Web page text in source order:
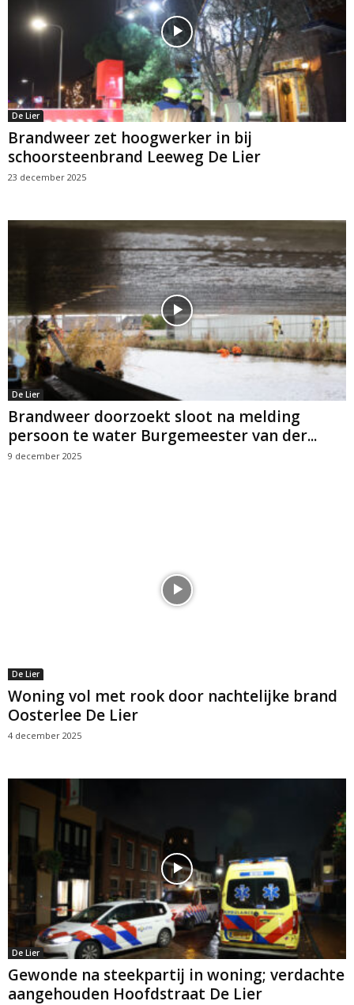
De Lier
Brandweer zet hoogwerker in bij
schoorsteenbrand Leeweg De Lier
23 december 2025
De Lier
Brandweer doorzoekt sloot na melding
persoon te water Burgemeester van der...
9 december 2025
De Lier
Woning vol met rook door nachtelijke brand
Oosterlee De Lier
4 december 2025
De Lier
Gewonde na steekpartij in woning; verdachte
aangehouden Hoofdstraat De Lier